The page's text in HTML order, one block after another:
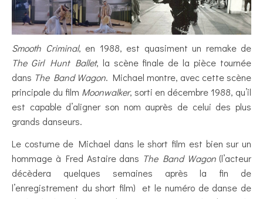
Smooth Criminal, en 1988, est quasiment un remake de
The Girl Hunt Ballet, la scène finale de la pièce tournée
dans The Band Wagon. Michael montre, avec cette scène
principale du film Moonwalker, sorti en décembre 1988, qu’il
est capable d’aligner son nom auprès de celui des plus
grands danseurs.
Le costume de Michael dans le short film est bien sur un
hommage à Fred Astaire dans The Band Wagon(l’acteur
décèdera quelques semaines après la fin de
l’enregistrement du short film) et le numéro de danse de